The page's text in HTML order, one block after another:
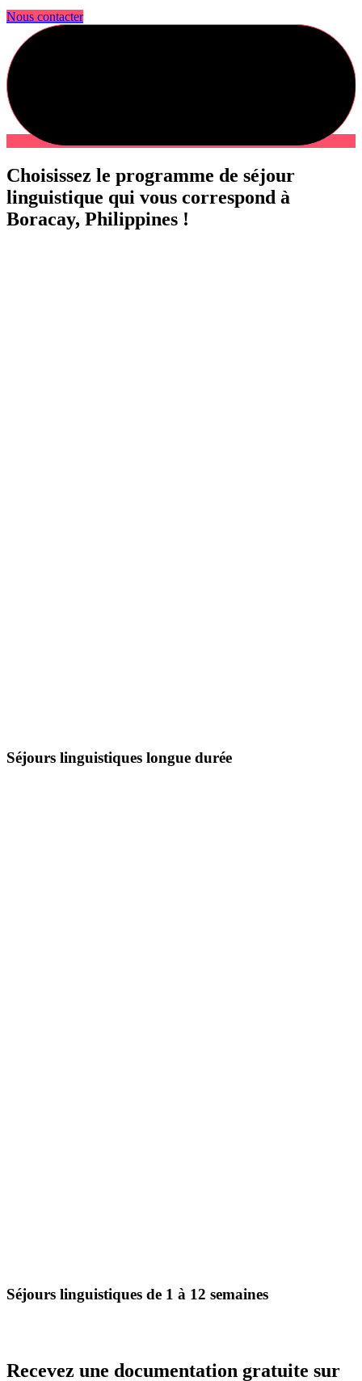
Nous contacter
Choisissez le programme de séjour
linguistique qui vous correspond à
Boracay, Philippines !
Séjours linguistiques longue durée
Séjours linguistiques de 1 à 12 semaines
Recevez une documentation gratuite sur